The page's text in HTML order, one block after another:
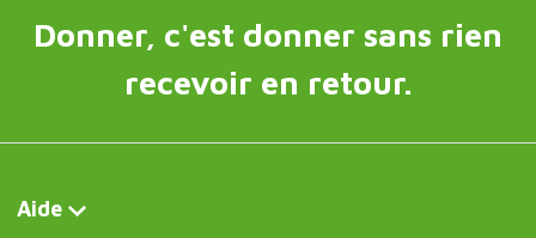
Donner, c'est donner sans rien
recevoir en retour.
Aide